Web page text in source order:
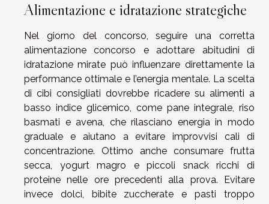
Alimentazione e idratazione strategiche
Nel giorno del concorso, seguire una corretta
alimentazione concorso e adottare abitudini di
idratazione mirate può influenzare direttamente la
performance ottimale e l’energia mentale. La scelta
di cibi consigliati dovrebbe ricadere su alimenti a
basso indice glicemico, come pane integrale, riso
basmati e avena, che rilasciano energia in modo
graduale e aiutano a evitare improvvisi cali di
concentrazione. Ottimo anche consumare frutta
secca, yogurt magro e piccoli snack ricchi di
proteine nelle ore precedenti alla prova. Evitare
invece dolci, bibite zuccherate e pasti troppo